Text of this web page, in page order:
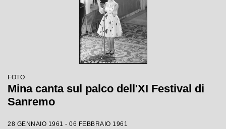
FOTO
Mina canta sul palco dell'XI Festival di
Sanremo
28 GENNAIO 1961 - 06 FEBBRAIO 1961